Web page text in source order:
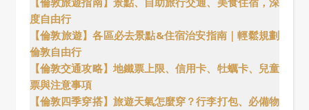
度自由行
【倫敦旅遊】各區必去景點&住宿治安指南｜輕鬆規劃
倫敦自由行
【倫敦交通攻略】地鐵票上限、信用卡、牡蠣卡、兒童
票與注意事項
【倫敦四季穿搭】旅遊天氣怎麼穿？行李打包、必備物